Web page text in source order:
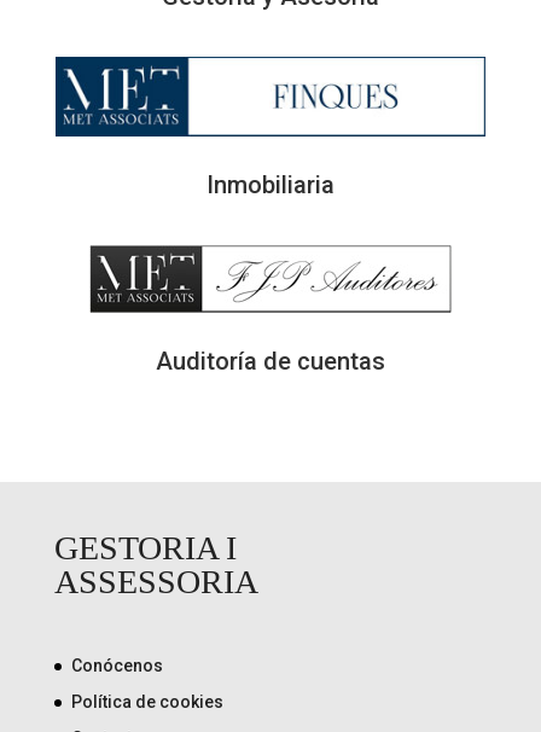
Inmobiliaria
Auditoría de cuentas
GESTORIA I
ASSESSORIA
Conócenos
Política de cookies